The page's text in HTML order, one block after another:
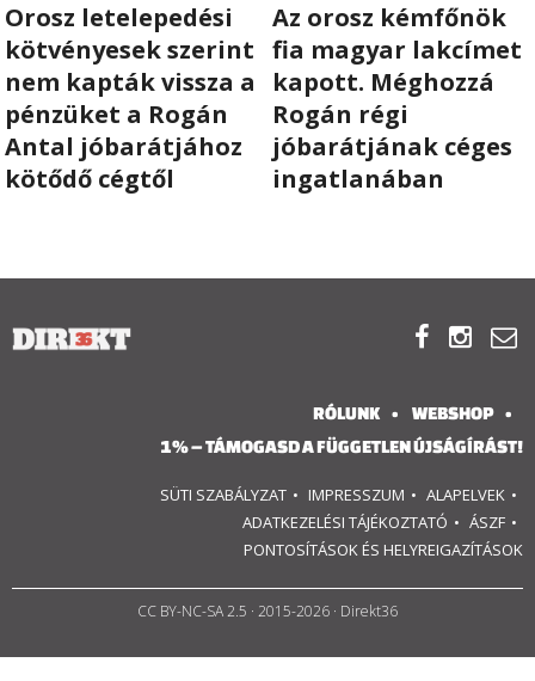
PEGASUS-MEGFIGYELÉSEK
AZ ORBÁN CSALÁD ÜZLETEI
OFFSHORE TITKOK
RÓLUNK

Orosz letelepedési
kötvényesek szerint
nem kapták vissza a
pénzüket a Rogán
Antal jóbarátjához
kötődő cégtől
Az orosz kémfőnök
fia magyar lakcímet
kapott. Méghozzá
Rogán régi
jóbarátjának céges
ingatlanában
  
RÓLUNK
WEBSHOP
1% – TÁMOGASD A FÜGGETLEN ÚJSÁGÍRÁST!
SÜTI SZABÁLYZAT IMPRESSZUM
ALAPELVEK
ADATKEZELÉSI TÁJÉKOZTATÓ
ÁSZF
PONTOSÍTÁSOK ÉS HELYREIGAZÍTÁSOK
CC BY-NC-SA 2.5 · 2015-2026 · Direkt36